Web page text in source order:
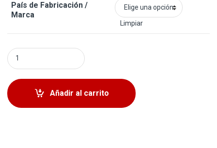
País de Fabricación /
Marca
Limpiar
Kit Discos y Pads Delanteros Toyota Corolla 1998-2002
Añadir al carrito